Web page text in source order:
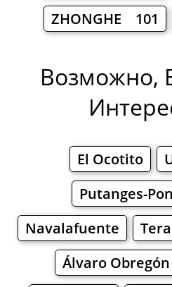
ZHONGHE 101
Возможно,
El Ocotito
Putanges-
Navalafuente
Álvaro Obregón